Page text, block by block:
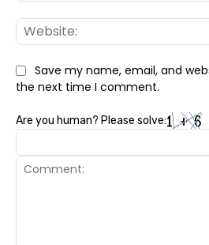
Save my name, email, and
the next time I comment.
Are you human? Please solve: